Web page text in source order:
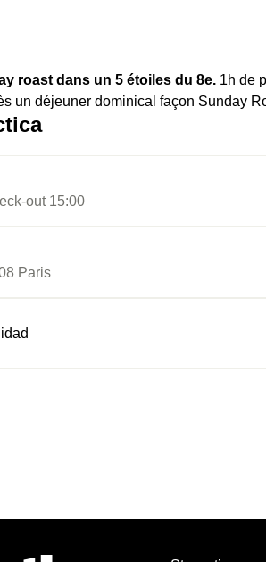
roast dans un 5 étoiles du 8e. 1h de
un déjeuner dominical façon Sunday
out 15:00
Paris